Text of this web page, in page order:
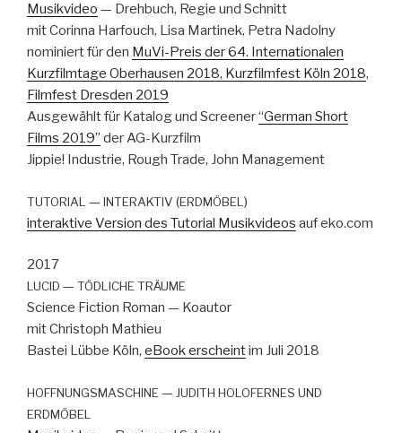
Musikvideo — Drehbuch, Regie und Schnitt
mit Corin­na Har­fouch, Lisa Mar­tinek, Petra Nadol­ny
nominiert für den MuVi-Preis der 64. Inter­na­tionalen
Kurz­film­tage Ober­hausen 2018, Kurz­film­fest Köln 2018,
Film­fest Dres­den 2019
Aus­gewählt für Kat­a­log und Screen­er“Ger­man Short
Films 2019” der AG-Kurz­film
Jip­pie! Indus­trie, Rough Trade, John Man­age­ment
TUTORIAL — INTERAKTIV (ERDMÖBEL )
inter­ak­tive Ver­sion des Tuto­r­i­al Musikvideos auf eko.com
2017
LUCID — TÖDLICHE TRÄUME
Sci­ence Fic­tion Roman — Koau­tor
mit Christoph Math­ieu
Bastei Lübbe Köln, eBook erscheintim Juli 2018
HOFFNUNGSMASCHINE — JUDITH HOLOFERNES UND
ERDMÖBEL